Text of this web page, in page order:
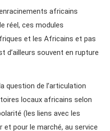
africains
réel, ces modules
et les Africains et pas
d’ailleurs souvent en rupture
question de l’articulation
locaux africains selon
(les liens avec les
et pour le marché, au service